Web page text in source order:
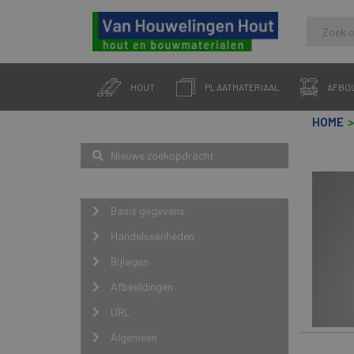
HOUT PLAATMATERIAAL
Nieuwe zoekopdracht
Basis gegevens
Handelseenheden
Bijlagen
Afbeeldingen
URL
Algemeen
HOME